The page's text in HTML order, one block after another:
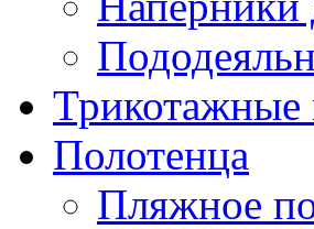
Трикотажные
Полотенца
Пляжное